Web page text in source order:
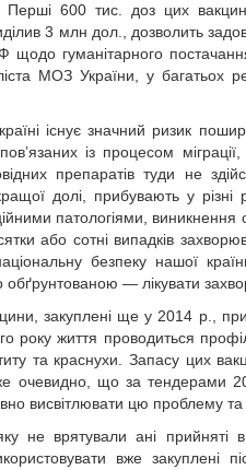
Перші 600 тис. доз цих
3 млн дол., дозволить
щодо гуманітарного
МОЗ України, у багатьох
існує значний ризик
із процесом
препаратів туди не
долі, прибувають у різні
патологіями,
або сотні випадків
безпеку нашої
обґрунтованою — лікувати
закуплені ще у 2014 р.,
життя проводиться
та краснухи. Запасу цих
очевидно, що за тендерами
висвітлювати цю проблему та
не врятували ані прийняті в
вже закуплені